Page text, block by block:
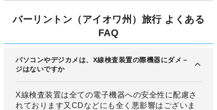
バーリントン（アイオワ州）旅行 よくある
FAQ
パソコンやデジカメは、X線検査装置の際機器にダメ－
ジはないですか
X線検査装置は全ての電子機器への安全性に配慮さ
れております又CDなどにも全く悪影響はございま